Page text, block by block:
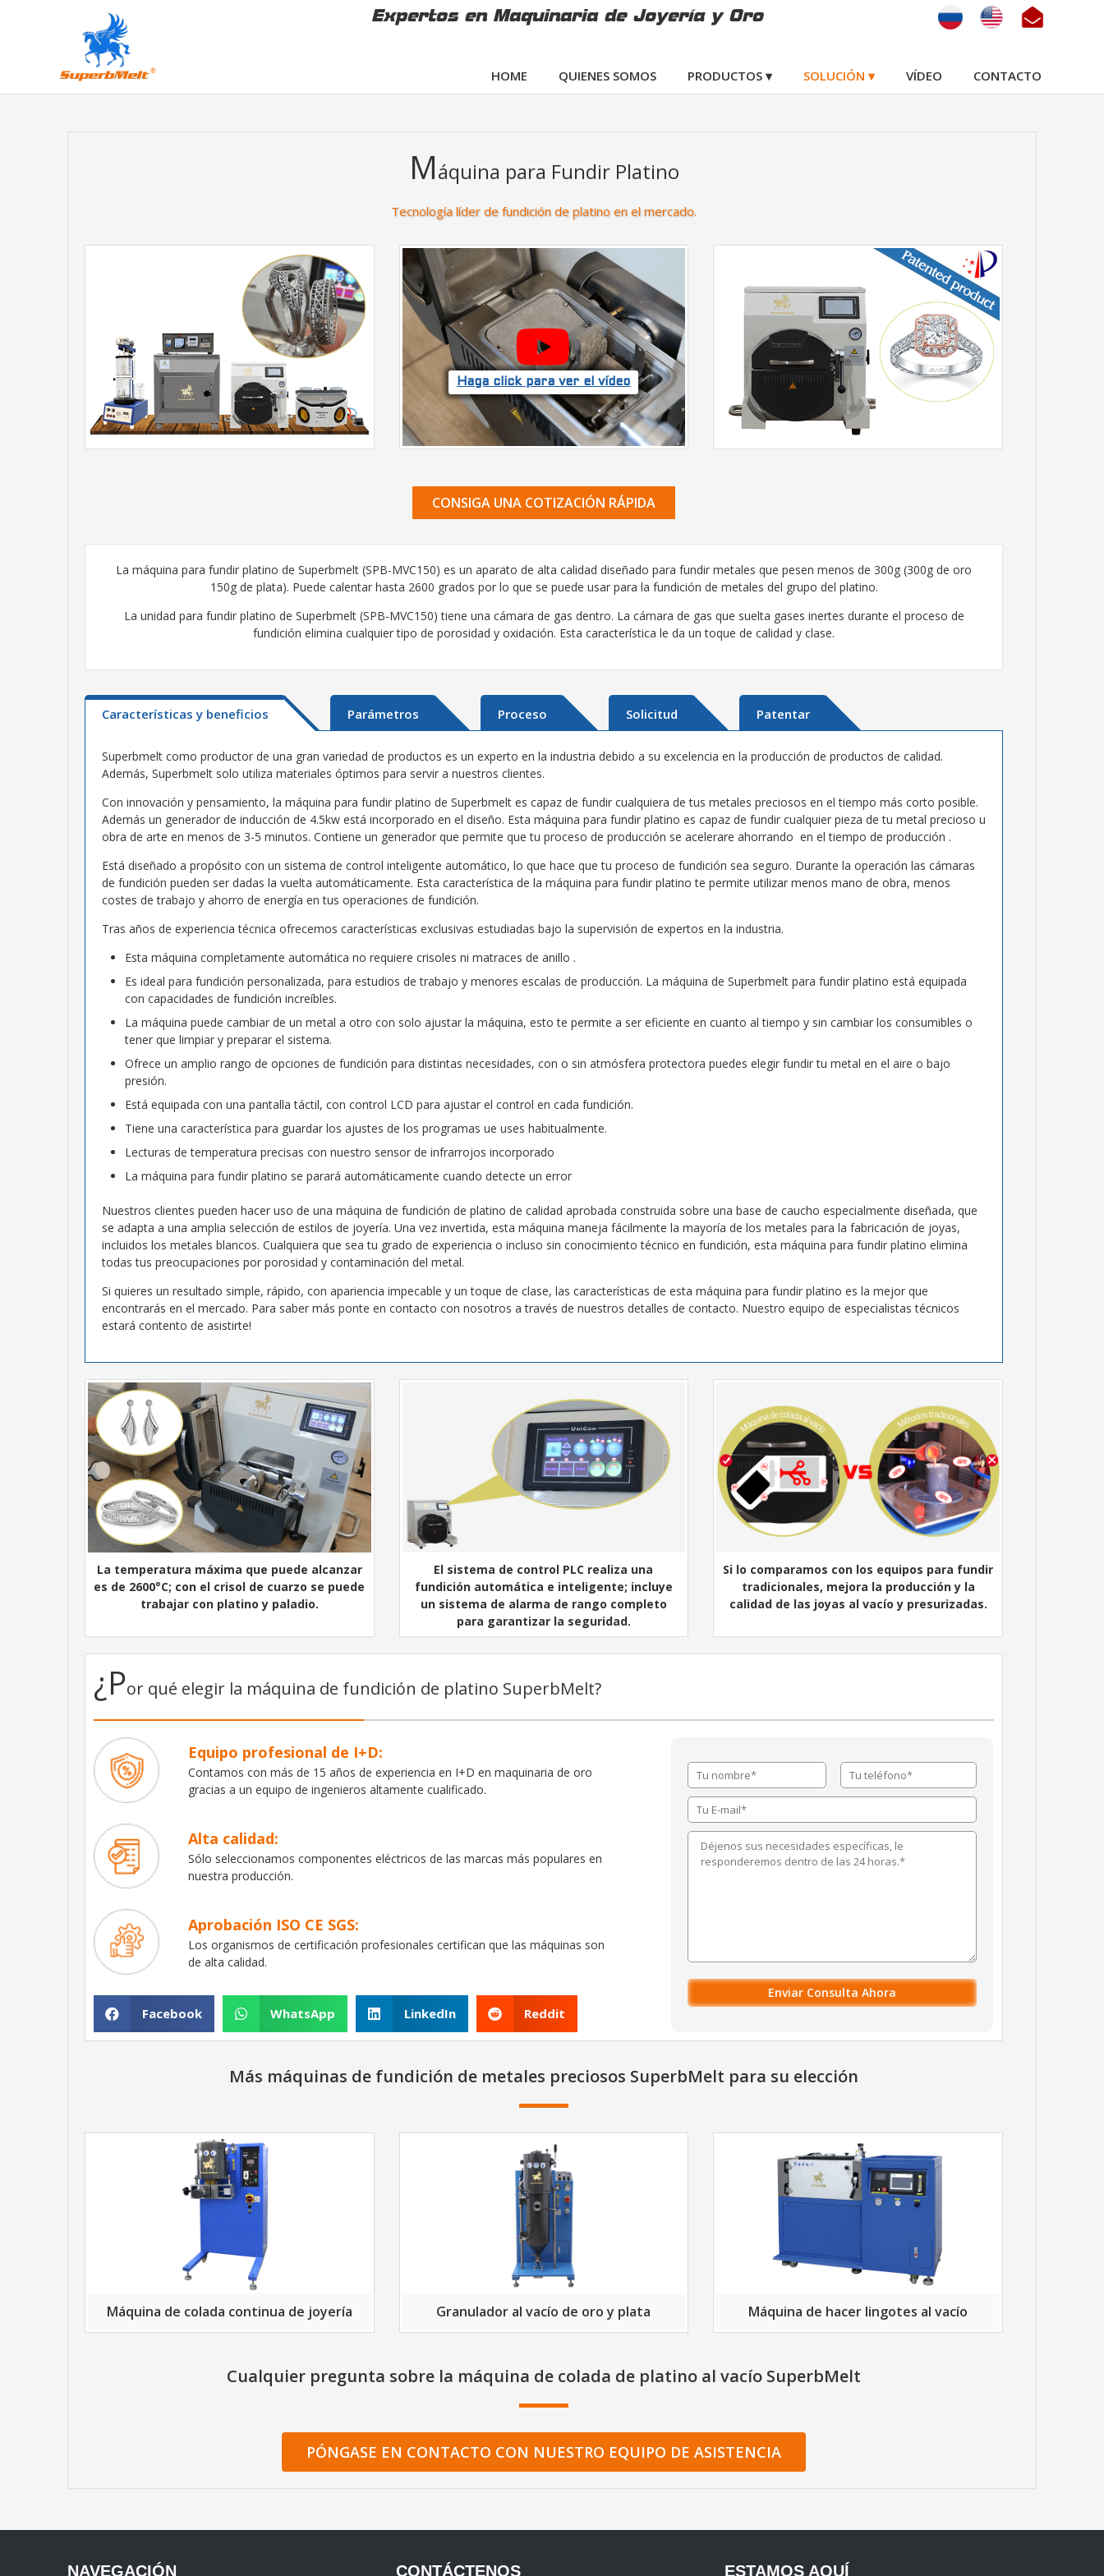
Expertos en Maquinaria de Joyería y Oro
HOME QUIENES SOMOS PRODUCTOS ▾ SOLUCIÓN ▾ VÍDEO CONTACTO
Máquina para Fundir Platino
Tecnología líder de fundición de platino en el mercado.
Haga click para ver el vídeo
CONSIGA UNA COTIZACIÓN RÁPIDA
La máquina para fundir platino de Superbmelt (SPB-MVC150) es un aparato de alta calidad diseñado para fundir metales que pesen menos de 300g (300g de oro
150g de plata). Puede calentar hasta 2600 grados por lo que se puede usar para la fundición de metales del grupo del platino.
La unidad para fundir platino de Superbmelt (SPB-MVC150) tiene una cámara de gas dentro. La cámara de gas que suelta gases inertes durante el proceso de
fundición elimina cualquier tipo de porosidad y oxidación. Esta característica le da un toque de calidad y clase.
Características y beneficios Parámetros Proceso Solicitud Patentar
Superbmelt como productor de una gran variedad de productos es un experto en la industria debido a su excelencia en la producción de productos de calidad.
Además, Superbmelt solo utiliza materiales óptimos para servir a nuestros clientes.
Con innovación y pensamiento, la máquina para fundir platino de Superbmelt es capaz de fundir cualquiera de tus metales preciosos en el tiempo más corto posible.
Además un generador de inducción de 4.5kw está incorporado en el diseño. Esta máquina para fundir platino es capaz de fundir cualquier pieza de tu metal precioso u
obra de arte en menos de 3-5 minutos. Contiene un generador que permite que tu proceso de producción se acelerare ahorrando en el tiempo de producción .
Está diseñado a propósito con un sistema de control inteligente automático, lo que hace que tu proceso de fundición sea seguro. Durante la operación las cámaras
de fundición pueden ser dadas la vuelta automáticamente. Esta característica de la máquina para fundir platino te permite utilizar menos mano de obra, menos
costes de trabajo y ahorro de energía en tus operaciones de fundición.
Tras años de experiencia técnica ofrecemos características exclusivas estudiadas bajo la supervisión de expertos en la industria.
Esta máquina completamente automática no requiere crisoles ni matraces de anillo .
Es ideal para fundición personalizada, para estudios de trabajo y menores escalas de producción. La máquina de Superbmelt para fundir platino está equipada
con capacidades de fundición increíbles.
La máquina puede cambiar de un metal a otro con solo ajustar la máquina, esto te permite a ser eficiente en cuanto al tiempo y sin cambiar los consumibles o
tener que limpiar y preparar el sistema.
Ofrece un amplio rango de opciones de fundición para distintas necesidades, con o sin atmósfera protectora puedes elegir fundir tu metal en el aire o bajo
presión.
Está equipada con una pantalla táctil, con control LCD para ajustar el control en cada fundición.
Tiene una característica para guardar los ajustes de los programas ue uses habitualmente.
Lecturas de temperatura precisas con nuestro sensor de infrarrojos incorporado
La máquina para fundir platino se parará automáticamente cuando detecte un error
Nuestros clientes pueden hacer uso de una máquina de fundición de platino de calidad aprobada construida sobre una base de caucho especialmente diseñada, que
se adapta a una amplia selección de estilos de joyería. Una vez invertida, esta máquina maneja fácilmente la mayoría de los metales para la fabricación de joyas,
incluidos los metales blancos. Cualquiera que sea tu grado de experiencia o incluso sin conocimiento técnico en fundición, esta máquina para fundir platino elimina
todas tus preocupaciones por porosidad y contaminación del metal.
Si quieres un resultado simple, rápido, con apariencia impecable y un toque de clase, las características de esta máquina para fundir platino es la mejor que
encontrarás en el mercado. Para saber más ponte en contacto con nosotros a través de nuestros detalles de contacto. Nuestro equipo de especialistas técnicos
estará contento de asistirte!
La temperatura máxima que puede alcanzar
es de 2600°C; con el crisol de cuarzo se puede
trabajar con platino y paladio.
El sistema de control PLC realiza una
fundición automática e inteligente; incluye
un sistema de alarma de rango completo
para garantizar la seguridad.
Si lo comparamos con los equipos para fundir
tradicionales, mejora la producción y la
calidad de las joyas al vacío y presurizadas.
¿Por qué elegir la máquina de fundición de platino SuperbMelt?
Equipo profesional de I+D:
Contamos con más de 15 años de experiencia en I+D en maquinaria de oro
gracias a un equipo de ingenieros altamente cualificado.
Alta calidad:
Sólo seleccionamos componentes eléctricos de las marcas más populares en
nuestra producción.
Aprobación ISO CE SGS:
Los organismos de certificación profesionales certifican que las máquinas son
de alta calidad.
Facebook WhatsApp LinkedIn Reddit
Más máquinas de fundición de metales preciosos SuperbMelt para su elección
Máquina de colada continua de joyería Granulador al vacío de oro y plata Máquina de hacer lingotes al vacío
Cualquier pregunta sobre la máquina de colada de platino al vacío SuperbMelt
PÓNGASE EN CONTACTO CON NUESTRO EQUIPO DE ASISTENCIA
NAVEGACIÓN CONTÁCTENOS ESTAMOS AQUÍ